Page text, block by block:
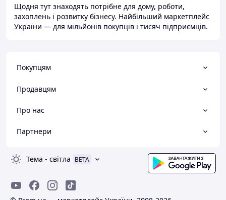
Щодня тут знаходять потрібне для дому, роботи,
захоплень і розвитку бізнесу. Найбільший маркетплейс
України — для мільйонів покупців і тисяч підприємців.
Покупцям
Продавцям
Про нас
Партнери
Тема - світла BETA